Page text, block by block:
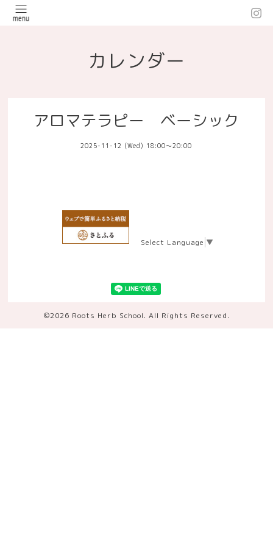
カレンダー
アロマテラピー ベーシック
2025-11-12 (Wed) 18:00～20:00
Select Language ▼
©2026 Roots Herb School. All Rights Reserved.